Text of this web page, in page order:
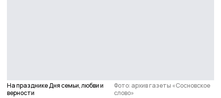
На празднике Дня семьи, любви и
верности
Фото: архив газеты «Сосновское
слово»